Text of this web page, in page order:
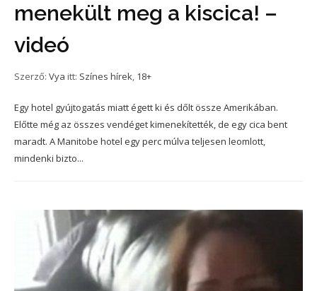
menekült meg a kiscica! –
videó
Szerző: Vya itt: Színes hírek, 18+
Egy hotel gyújtogatás miatt égett ki és dőlt össze Amerikában.
Előtte még az összes vendéget kimenekítették, de egy cica bent
maradt. A Manitobe hotel egy perc múlva teljesen leomlott,
mindenki bizto...